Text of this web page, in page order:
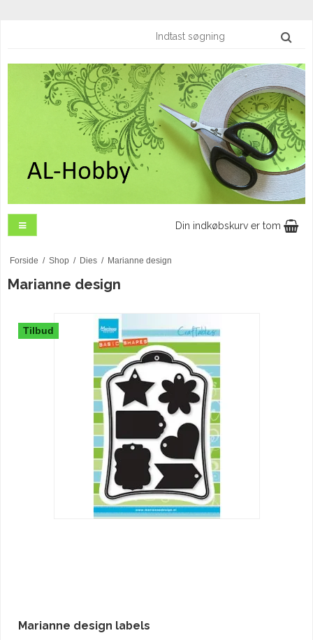
Din indkøbskurv er tom
Forside / Shop / Dies / Marianne design
Marianne design
Tilbud
Marianne design labels